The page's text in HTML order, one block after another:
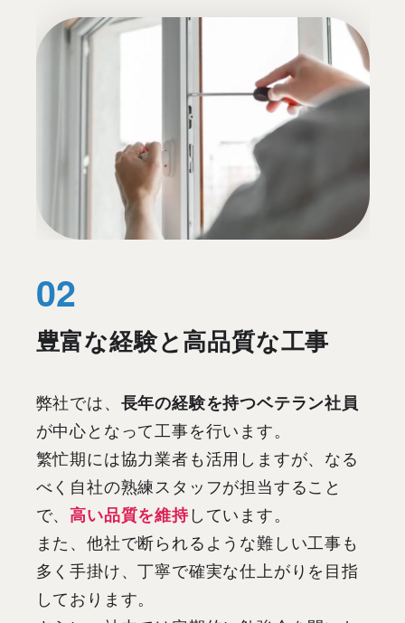
豊富な経験と高品質な工事
弊社では、 長年の経験を持つベテラン社員
が中心となって工事を行います。
繁忙期には協力業者も活用しますが、なる
べく自社の熟練スタッフが担当すること
で、高い品質を維持しています。
また、他社で断られるような難しい工事も
多く手掛け、丁寧で確実な仕上がりを目指
しております。